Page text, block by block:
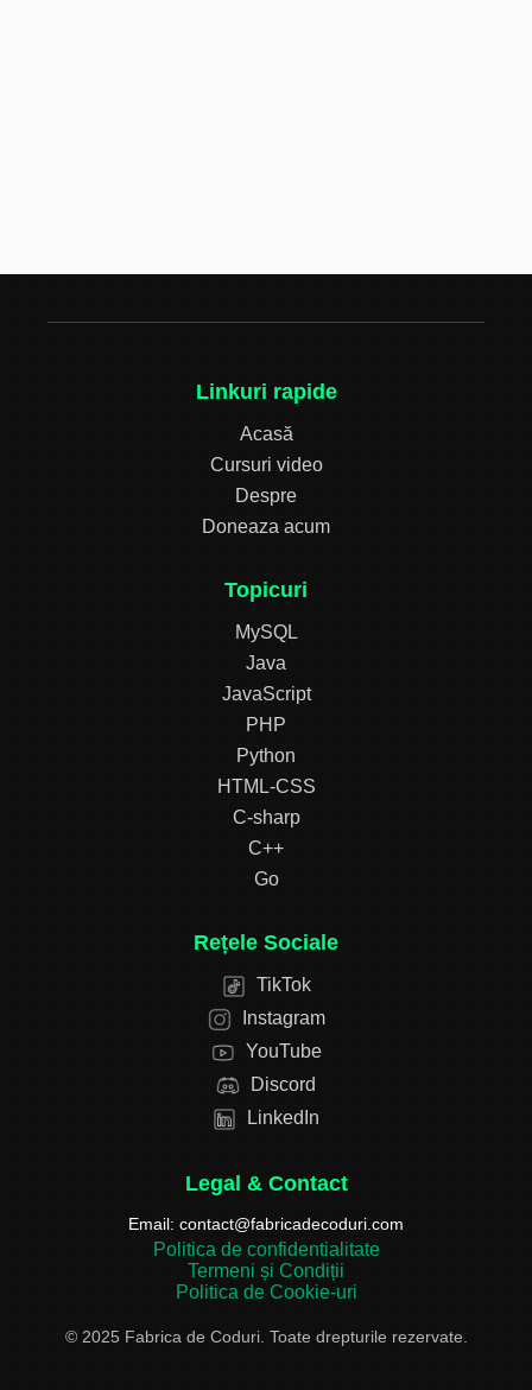
Linkuri rapide
Acasă
Cursuri video
Despre
Doneaza acum
Topicuri
MySQL
Java
JavaScript
PHP
Python
HTML-CSS
C-sharp
C++
Go
Rețele Sociale
TikTok
Instagram
YouTube
Discord
LinkedIn
Legal & Contact
Email: contact@fabricadecoduri.com
Politica de confidentialitate
Termeni și Condiții
Politica de Cookie-uri
© 2025 Fabrica de Coduri. Toate drepturile rezervate.